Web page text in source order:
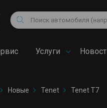
Поиск
Услуги
Новые Tenet Tenet T7